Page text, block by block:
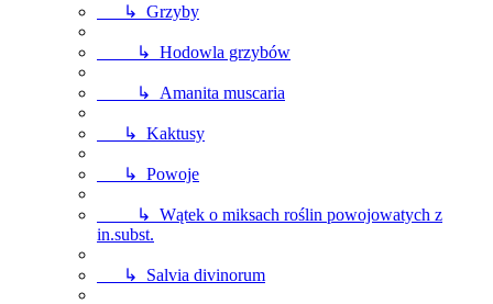
↳ Grzyby
↳ Hodowla grzybów
↳ Amanita muscaria
↳ Kaktusy
↳ Powoje
↳ Wątek o miksach roślin powojowatych z
in.subst.
↳ Salvia divinorum